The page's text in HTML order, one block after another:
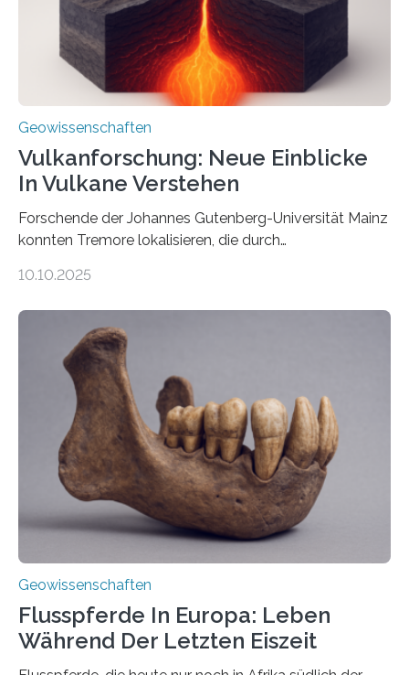
über den Ozean navigieren. Vor einigen Jahren…
Geowissenschaften
Vulkanforschung: Neue Einblicke
In Vulkane Verstehen
Forschende der Johannes Gutenberg-Universität Mainz
konnten Tremore lokalisieren, die durch
Vulkan? Was passiert in der Erde darunter? Wo
erzeugt durch Magma oder Gase, die sich durch
Schlote einen Weg nach oben bahnen? Jun.-Prof. Dr.
Miriam Christina Reiss, Vulkanseismologin an der
Johannes Gutenberg-Universität Mainz (JGU), und ihr
Team haben am Vulkan Oldoinyo Lengai in Tansania
solche Tremore lokalisiert. „Wir konnten die Tremore
nicht nur nachweisen, sondern ihren Ort in…
10.10.2025
Geowissenschaften
Flusspferde In Europa: Leben
Während Der Letzten Eiszeit